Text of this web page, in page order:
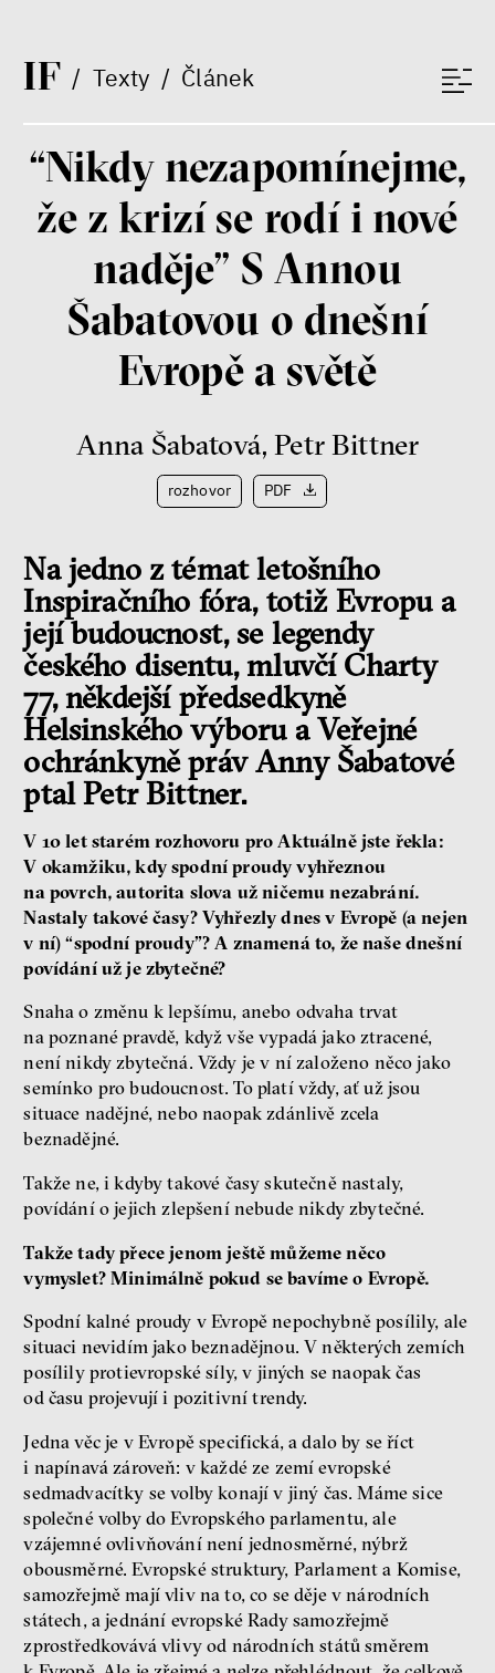
IF/ Texty / Článek
“Nikdy nezapomínejme,
že z krizí se rodí i nové
naděje” S Annou
Šabatovou o dnešní
Evropě a světě
Anna Šabatová,Petr Bittner
rozhovor PDF
Na jedno z témat letošního
Inspiračního fóra, totiž Evropu a
její budoucnost, se legendy
českého disentu, mluvčí Charty
77, někdejší předsedkyně
Helsinského výboru a Veřejné
ochránkyně práv Anny Šabatové
ptal Petr Bittner.
V 10 let starém rozhovoru pro Aktuálně jste řekla:
V okamžiku, kdy spodní proudy vyhřeznou
na povrch, autorita slova už ničemu nezabrání.
Nastaly takové časy? Vyhřezly dnes v Evropě (a nejen
v ní) “spodní proudy”? A znamená to, že naše dnešní
povídání už je zbytečné?
Snaha o změnu k lepšímu, anebo odvaha trvat
na poznané pravdě, když vše vypadá jako ztracené,
není nikdy zbytečná. Vždy je v ní založeno něco jako
semínko pro budoucnost. To platí vždy, ať už jsou
situace nadějné, nebo naopak zdánlivě zcela
beznadějné.
Takže ne, i kdyby takové časy skutečně nastaly,
povídání o jejich zlepšení nebude nikdy zbytečné.
Takže tady přece jenom ještě můžeme něco
vymyslet? Minimálně pokud se bavíme o Evropě.
Spodní kalné proudy v Evropě nepochybně posílily, ale
situaci nevidím jako beznadějnou. V některých zemích
posílily protievropské síly, v jiných se naopak čas
od času projevují i pozitivní trendy.
Jedna věc je v Evropě specifická, a dalo by se říct
i napínavá zároveň: v každé ze zemí evropské
sedmadvacítky se volby konají v jiný čas. Máme sice
společné volby do Evropského parlamentu, ale
vzájemné ovlivňování není jednosměrné, nýbrž
obousměrné. Evropské struktury, Parlament a Komise,
samozřejmě mají vliv na to, co se děje v národních
státech, a jednání evropské Rady samozřejmě
zprostředkovává vlivy od národních států směrem